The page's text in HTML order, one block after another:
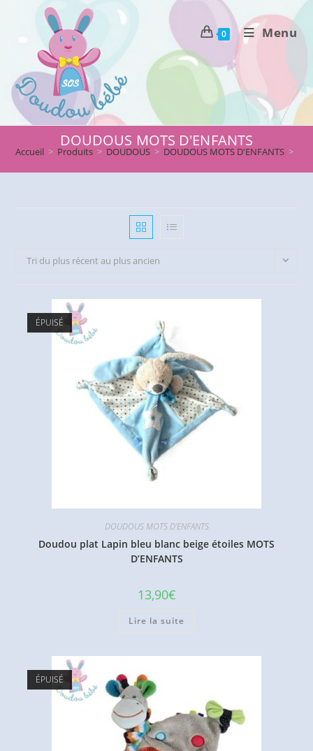
0 Menu
DOUDOUS MOTS D'ENFANTS
Accueil > Produits > DOUDOUS > DOUDOUS MOTS D'ENFANTS >
Tri du plus récent au plus ancien
ÉPUISÉ
DOUDOUS MOTS D'ENFANTS
Doudou plat Lapin bleu blanc beige étoiles MOTS
D’ENFANTS
13,90€
Lire la suite
ÉPUISÉ